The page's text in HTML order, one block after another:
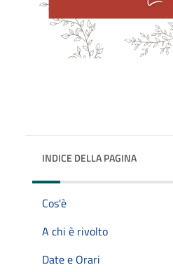
INDICE DELLA PAGINA
Cos'è
A chi è rivolto
Date e Orari